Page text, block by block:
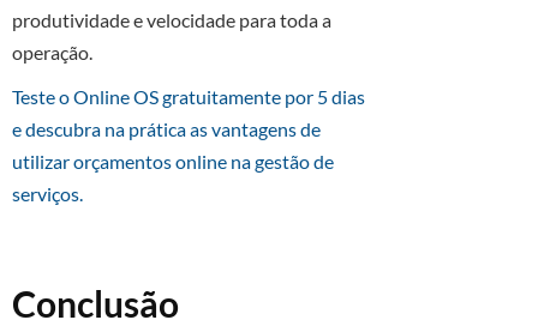
produtividade e velocidade para toda a
operação.
Teste o Online OS gratuitamente por 5 dias
e descubra na prática as vantagens de
utilizar orçamentos online na gestão de
serviços.
Conclusão